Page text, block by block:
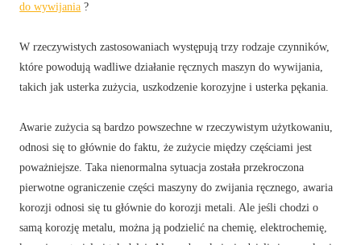
do wywijania ?
W rzeczywistych zastosowaniach występują trzy rodzaje czynników,
które powodują wadliwe działanie ręcznych maszyn do wywijania,
takich jak usterka zużycia, uszkodzenie korozyjne i usterka pękania.
Awarie zużycia są bardzo powszechne w rzeczywistym użytkowaniu,
odnosi się to głównie do faktu, że zużycie między częściami jest
poważniejsze. Taka nienormalna sytuacja została przekroczona
pierwotne ograniczenie części maszyny do zwijania ręcznego, awaria
korozji odnosi się tu głównie do korozji metali. Ale jeśli chodzi o
samą korozję metalu, można ją podzielić na chemię, elektrochemię,